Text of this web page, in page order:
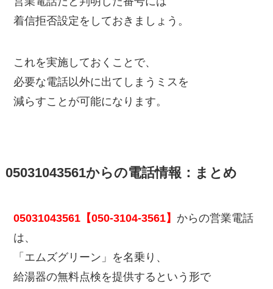
着信拒否設定をしておきましょう。
これを実施しておくことで、
必要な電話以外に出てしまうミスを
減らすことが可能になります。
05031043561からの電話情報：まとめ
05031043561【050-3104-3561】 からの営業電話
は、
「エムズグリーン」を名乗り、
給湯器の無料点検を提供するという形で